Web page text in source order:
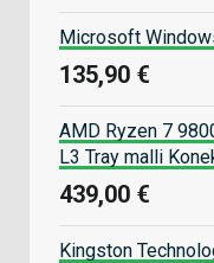
Microsoft
135,90 €
AMD Ryzen 7
L3 Tray malli
439,00 €
Kingston